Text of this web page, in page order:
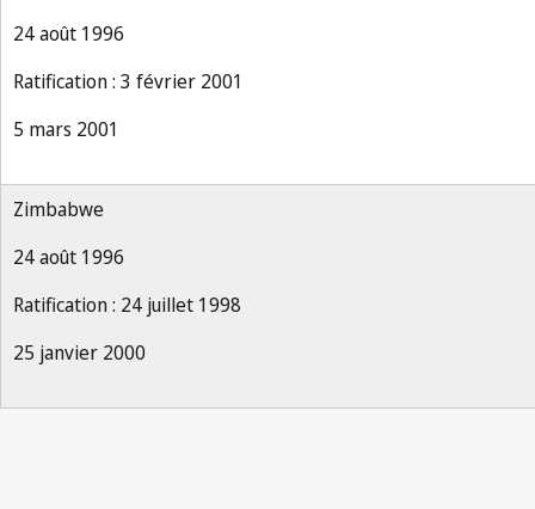
24 août 1996
Ratification : 3 février 2001
5 mars 2001
Zimbabwe
24 août 1996
Ratification : 24 juillet 1998
25 janvier 2000